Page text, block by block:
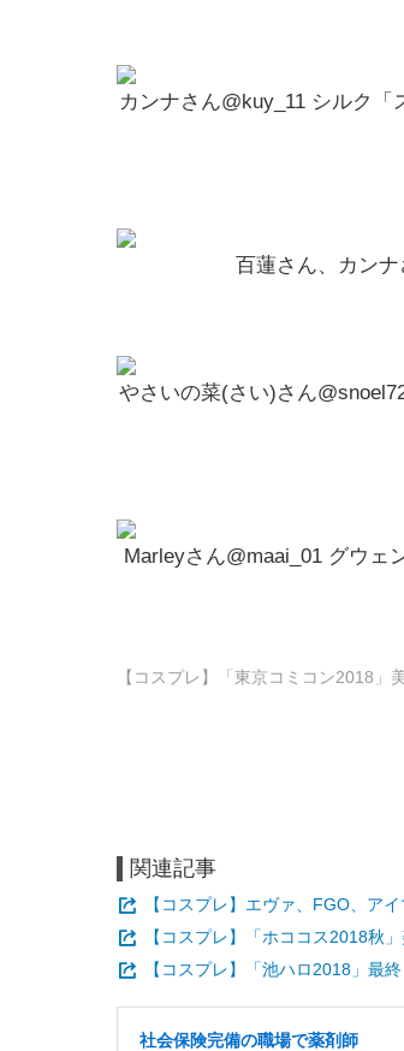
カンナさん@kuy_11 シルク
百蓮さん、カン
やさいの菜(さい)さん
Marleyさん@maai_01 グウェ
【コスプレ】「東京コミコン2018」
関連記事
【コスプレ】エヴァ、FGO、ア
【コスプレ】「ホココス2018秋
【コスプレ】「池ハロ2018」最
社会保険完備の職場で薬剤師